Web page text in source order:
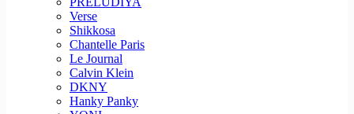
Verse
Shikkosa
Chantelle Paris
Le Journal
Calvin Klein
DKNY
Hanky Panky